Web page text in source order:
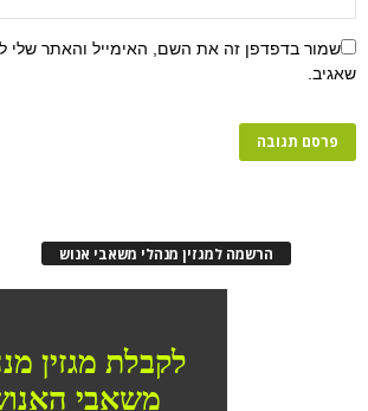
שמור בדפדפן זה את השם, האימייל והאתר שלי
שאגיב.
הרשמה למגזין מנהלי משאבי אנוש